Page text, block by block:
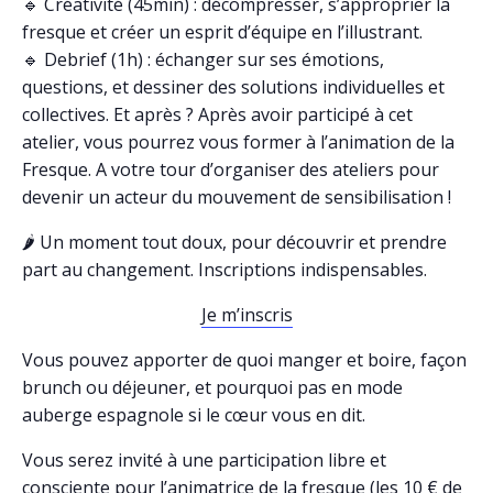
fresque et créer un esprit d’équipe en l’illustrant.
🔹 Debrief (1h) : échanger sur ses émotions,
questions, et dessiner des solutions individuelles et
collectives. Et après ? Après avoir participé à cet
atelier, vous pourrez vous former à l’animation de la
Fresque. A votre tour d’organiser des ateliers pour
devenir un acteur du mouvement de sensibilisation !
🌶 Un moment tout doux, pour découvrir et prendre
part au changement. Inscriptions indispensables.
Je m’inscris
Vous pouvez apporter de quoi manger et boire, façon
brunch ou déjeuner, et pourquoi pas en mode
auberge espagnole si le cœur vous en dit.
Vous serez invité à une participation libre et
consciente pour l’animatrice de la fresque (les 10 € de